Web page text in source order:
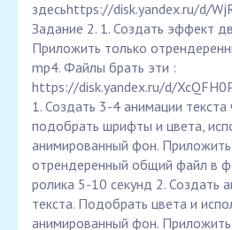
здесьhttps://disk.yandex.ru/d/
Задание 2. 1. Создать эффект
Приложить только
mp4. Файлы брать эти :
https://disk.yandex.ru/d/
1. Создать 3-4 анимации
подобрать шрифты и цвета,
анимированный фон. Приложить
отрендеренный общий файл в
ролика 5-10 секунд 2. Создать
текста. Подобрать цвета и
анимированный фон. Приложить